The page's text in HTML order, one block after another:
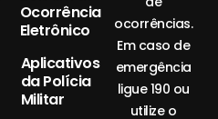
Ocorrência
Eletrônico
Aplicativos
da Polícia
Militar
ocorrências.
Em caso de
emergência
ligue 190 ou
utilize o